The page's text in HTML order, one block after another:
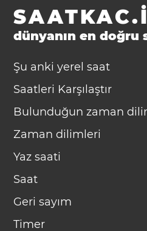
dünyanın en doğru
Şu anki yerel saat
Saatleri Karşılaştır
Bulunduğun zaman
Zaman dilimleri
Yaz saati
Saat
Geri sayım
Timer